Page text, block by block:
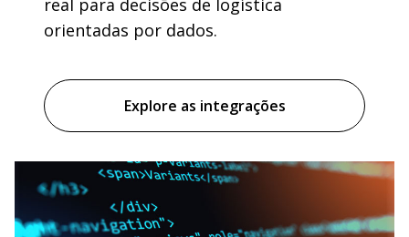
real para decisões de logística
orientadas por dados.
Explore as integrações